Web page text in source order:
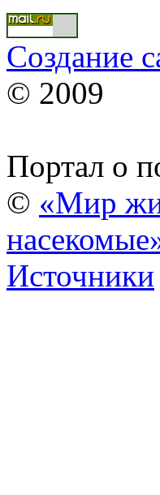
Создание
© 2009
Портал о
© «Мир
Источники